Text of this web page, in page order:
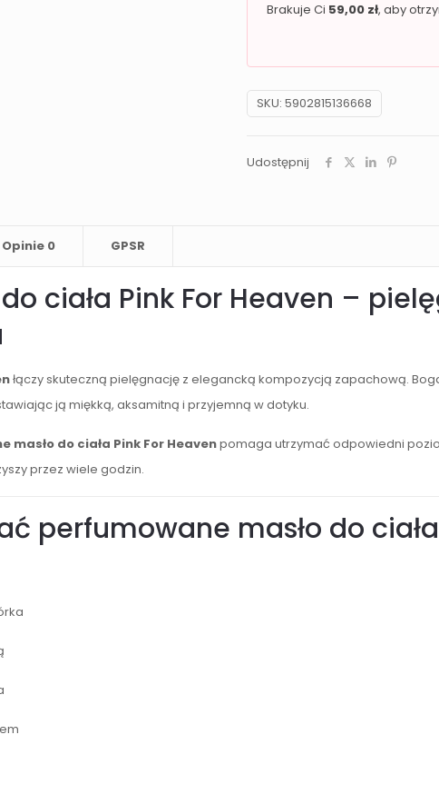
Elegancki
Brakuje Ci 59,00 zł, aby
SKU: 5902815136668
Udostępnij
Opinie 0 GPSR
ciała Pink For Heaven –
łączy skuteczną pielęgnację z elegancką kompozycją zapachową.
ją miękką, aksamitną i przyjemną w dotyku.
masło do ciała Pink For Heavenpomaga utrzymać odpowiedni
przez wiele godzin.
perfumowane masło do